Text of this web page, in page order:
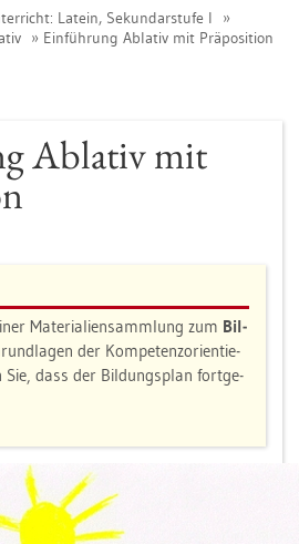
La­tein, Se­kun­dar­stu­fe I
Ein­füh­rung Ab­la­tiv mit Prä­po­si­ti­on
Ab­la­tiv mit
Ma­te­ria­li­en­samm­lung zum Bil­
der Kom­pe­tenz­ori­en­tie­
Sie, dass der Bil­dungs­plan fort­ge­